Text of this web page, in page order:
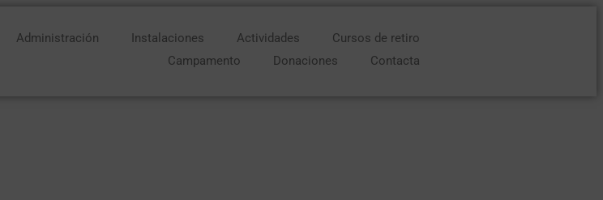
Administración Instalaciones Actividades
Cursos de retiro
Campamento
Donaciones Contacta